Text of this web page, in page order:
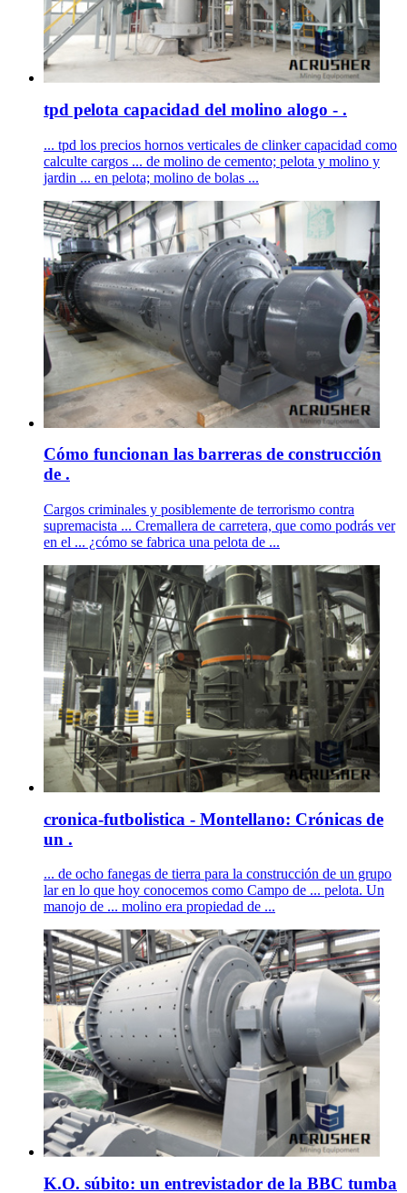
tpd pelota capacidad del molino alogo - .
... tpd los precios hornos verticales de clinker capacidad como
calculte cargos ... de molino de cemento; pelota y molino y
jardin ... en pelota; molino de bolas ...
Cómo funcionan las barreras de construcción
de .
Cargos criminales y posiblemente de terrorismo contra
supremacista ... Cremallera de carretera, que como podrás ver
en el ... ¿cómo se fabrica una pelota de ...
cronica-futbolistica - Montellano: Crónicas de
un .
... de ocho fanegas de tierra para la construcción de un grupo
lar en lo que hoy conocemos como Campo de ... pelota. Un
manojo de ... molino era propiedad de ...
K.O. súbito: un entrevistador de la BBC tumba